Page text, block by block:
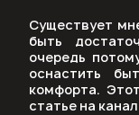
Существует
быть
очередь
оснастить
комфорта.
статье на